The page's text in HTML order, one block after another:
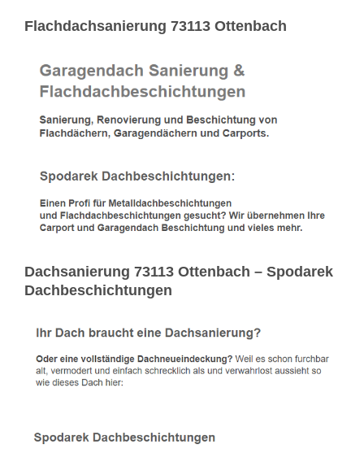
Flachdachsanierung 73113 Ottenbach
Dachsanierung 73113 Ottenbach – Spodarek
Dachbeschichtungen